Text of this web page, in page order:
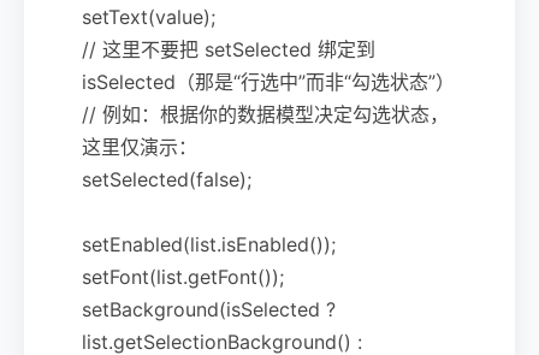
setText(value);
// 这里不要把 setSelected 绑定到
isSelected（那是“行选中”而非“勾选状态”）
// 例如：根据你的数据模型决定勾选状态，
这里仅演示：
setSelected(false);
setEnabled(list.isEnabled());
setFont(list.getFont());
setBackground(isSelected ?
list.getSelectionBackground() :